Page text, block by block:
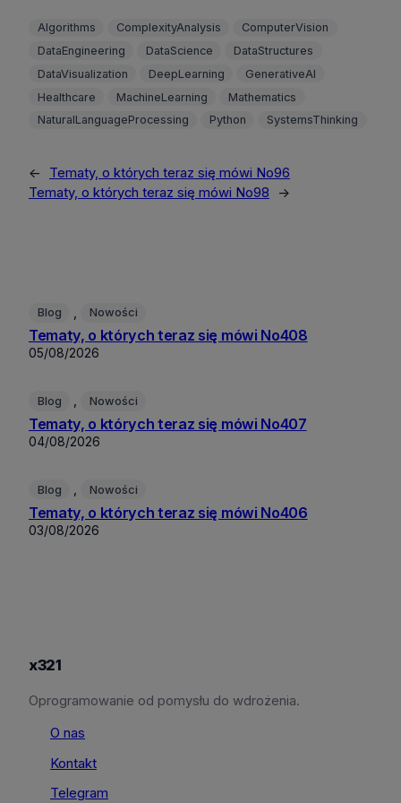
Algorithms ComplexityAnalysis
ComputerVision
DataEngineering
DataScience
DataStructures
DataVisualization
DeepLearning
GenerativeAI
Healthcare
MachineLearning
Mathematics
NaturalLanguageProcessing
Python SystemsThinking
←
Tematy, o których teraz się mówi No96
Tematy, o których teraz się mówi No98
→
Blog Nowości
Tematy, o których teraz się mówi No408
05/08/2026
Blog Nowości
Tematy, o których teraz się mówi No407
04/08/2026
Blog Nowości
Tematy, o których teraz się mówi No406
03/08/2026
x321
Oprogramowanie od pomysłu do wdrożenia.
O nas
Kontakt
Telegram